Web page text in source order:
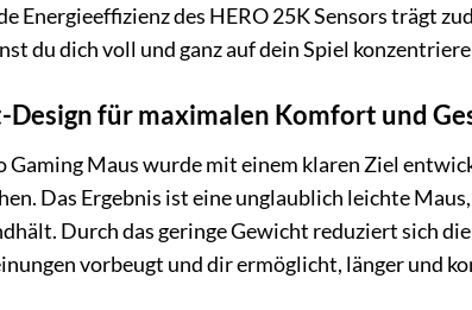
Energieeffizienz des HERO 25K Sensors trägt
du dich voll und ganz auf dein Spiel
für maximalen Komfort und
Gaming Maus wurde mit einem klaren Ziel
Das Ergebnis ist eine unglaublich leichte
Durch das geringe Gewicht reduziert sich
vorbeugt und dir ermöglicht, länger und